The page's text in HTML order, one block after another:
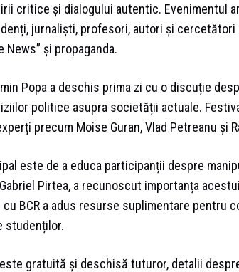
critice și dialogului autentic. Evenimentul
jurnaliști, profesori, autori și
News” și propaganda.
Popa a deschis prima zi cu o discuție
politice asupra societății actuale.
precum Moise Guran, Vlad Petreanu și
este de a educa participanții despre
Gabriel Pirtea, a recunoscut importanța
BCR a adus resurse suplimentare pentru
studenților.
gratuită și deschisă tuturor, detalii